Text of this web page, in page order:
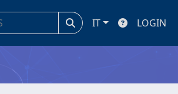
IT LOGIN